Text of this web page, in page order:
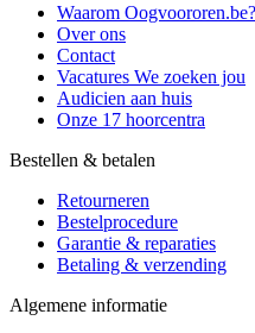
Waarom Oogvoororen.be?
Over ons
Contact
Vacatures We zoeken jou
Audicien aan huis
Onze 17 hoorcentra
Bestellen & betalen
Retourneren
Bestelprocedure
Garantie & reparaties
Betaling & verzending
Algemene informatie